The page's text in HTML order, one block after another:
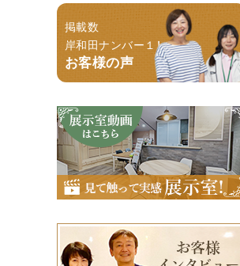
掲載数
岸和田ナンバー１！
お客様の声